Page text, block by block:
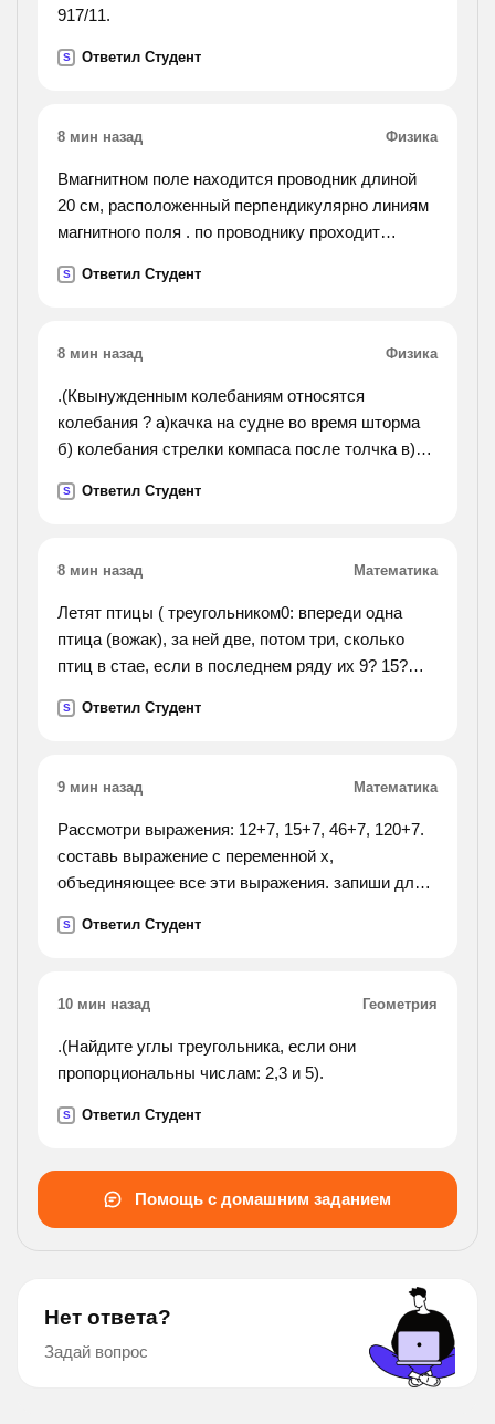
bodyguards wear bullet-proof vests. bodyguards
situations. the bodyguards usually stay with their
917/11.
S Ответил Студент
8 мин назад Физика
Вмагнитном поле находится проводник длиной
20 см, расположенный перпендикулярно линиям
магнитного поля . по проводнику проходит
электромагнитная сила, если действующая на
S Ответил Студент
8 мин назад Физика
.(Квынужденным колебаниям относятся
колебания ? а)качка на судне во время шторма
б) колебания стрелки компаса после толчка в)
мячиком г) колебания стрелки весов при
S Ответил Студент
8 мин назад Математика
Летят птицы ( треугольником0: впереди одна
птица (вожак), за ней две, потом три, сколько
птиц в стае, если в последнем ряду их 9? 15?
S Ответил Студент
9 мин назад Математика
Рассмотри выражения: 12+7, 15+7, 46+7, 120+7.
составь выражение с переменной х,
объединяющее все эти выражения. запиши для
S Ответил Студент
10 мин назад Геометрия
.(Найдите углы треугольника, если они
пропорциональны числам: 2,3 и 5).
S Ответил Студент
Помощь с домашним заданием
Нет ответа?
Задай вопрос